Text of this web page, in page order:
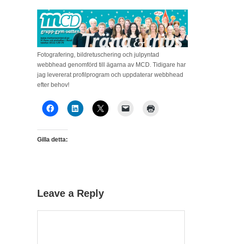
Fotografering, bildretuschering och julpyntad
webbhead genomförd till ägarna av MCD. Tidigare har
jag levererat profilprogram och uppdaterar webbhead
efter behov!
Gilla detta:
Leave a Reply